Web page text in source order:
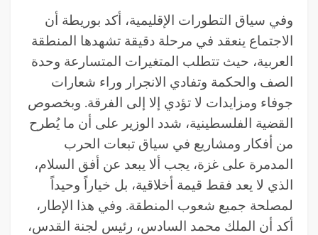
وفي سياق التطورات الإقليمية، أكد بوريطة أن
الاجتماع ينعقد في مرحلة دقيقة تشهدها المنطقة
العربية، حيث تتطلب المتغيرات المتسارعة وحدة
الصف والحكمة وتفادي الانجرار وراء شعارات
جوفاء ومزايدات لا تؤدي إلا إلى الفرقة. وبخصوص
القضية الفلسطينية، شدد الوزير على أن ما يُطرح
من أفكار ومشاريع في سياق تبعات الحرب
المدمرة على غزة، يجب ألا يبعد عن أفق السلام،
الذي لا يعد فقط قيمة أخلاقية، بل خياراً وحيداً
لمصلحة جميع شعوب المنطقة. وفي هذا الإطار،
أكد أن الملك محمد السادس، رئيس لجنة القدس،